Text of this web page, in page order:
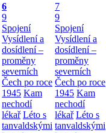
6
9
Spojení
Vysídlení a
dosídlení –
proměny
severních
Čech po roce
1945 Kam
nechodí
lékař Léto s
tanvaldskými
7
9
Spojení
Vysídlení a
dosídlení –
proměny
severních
Čech po roce
1945 Kam
nechodí
lékař Léto s
tanvaldskými